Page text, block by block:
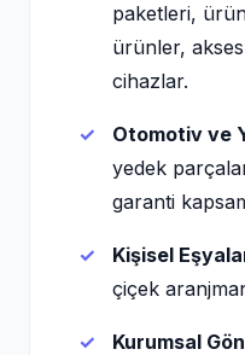
paketleri,
ürünler,
cihazlar.
Otomotiv ve
yedek
garanti
Kişisel
çiçek
Kurumsal